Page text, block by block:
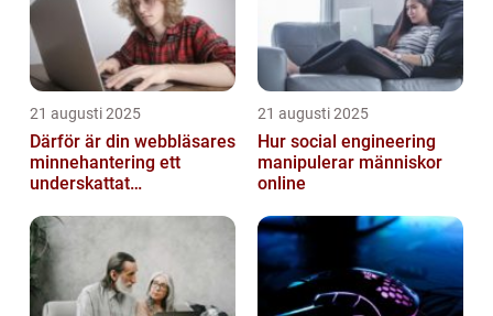
21 augusti 2025
Därför är din webbläsares
minnehantering ett
underskattat
21 augusti 2025
Hur social engineering
manipulerar människor
online